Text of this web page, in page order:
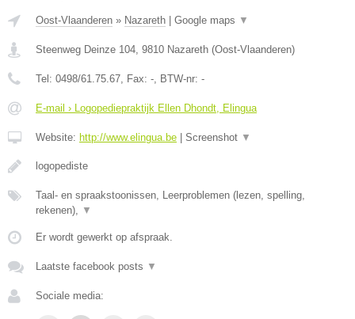
Oost-Vlaanderen » Nazareth Google maps ▼
Steenweg Deinze 104, 9810 Nazareth (Oost-Vlaanderen)
Tel: 0498/61.75.67, Fax: -, BTW-nr: -
E-mail › Logopediepraktijk Ellen Dhondt, Elingua
Website: http://www.elingua.be Screenshot ▼
logopediste
Taal- en spraakstoonissen, Leerproblemen (lezen, spelling,
rekenen), ▼
Er wordt gewerkt op afspraak.
Laatste facebook posts ▼
Sociale media: